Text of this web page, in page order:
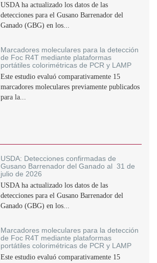
USDA ha actualizado los datos de las
detecciones para el Gusano Barrenador del
Ganado (GBG) en los...
Marcadores moleculares para la detección
de Foc R4T mediante plataformas
portátiles colorimétricas de PCR y LAMP
Este estudio evaluó comparativamente 15
marcadores moleculares previamente publicados
para la...
USDA: Detecciones confirmadas de
Gusano Barrenador del Ganado al 31 de
julio de 2026
USDA ha actualizado los datos de las
detecciones para el Gusano Barrenador del
Ganado (GBG) en los...
Marcadores moleculares para la detección
de Foc R4T mediante plataformas
portátiles colorimétricas de PCR y LAMP
Este estudio evaluó comparativamente 15